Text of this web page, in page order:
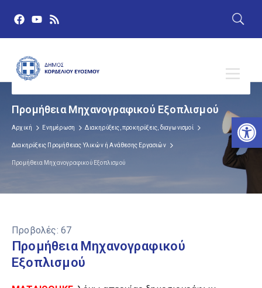
Προμήθεια Μηχανογραφικού Εξοπλισμού
Αρχική Ενημέρωση Διακηρύξεις, προκηρύξεις, διαγωνισμοί
Διακηρύξεις Προμήθειας Υλικών ή Ανάθεσης Εργασιών
Προμήθεια Μηχανογραφικού Εξοπλισμού
Προβολές: 67
Προμήθεια Μηχανογραφικού
Εξοπλισμού